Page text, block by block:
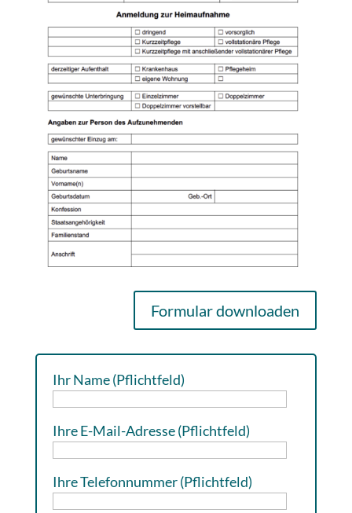
Formular downloaden
Ihr Name (Pflichtfeld)
Ihre E-Mail-Adresse (Pflichtfeld)
Ihre Telefonnummer (Pflichtfeld)